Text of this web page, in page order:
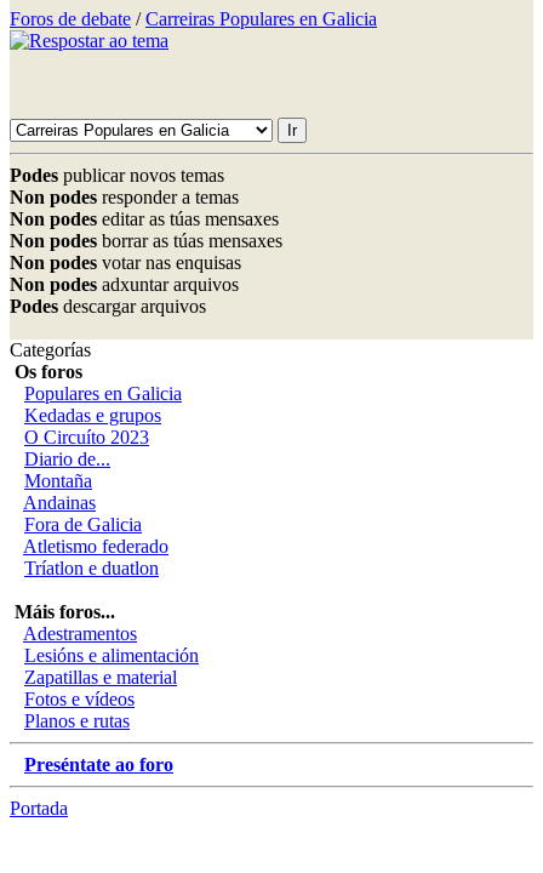
Foros de debate /Carreiras Populares en Galicia
Podes publicar novos temas
Non podes responder a temas
Non podes editar as túas mensaxes
Non podes borrar as túas mensaxes
Non podes votar nas enquisas
Non podes adxuntar arquivos
Podes descargar arquivos
Categorías
Os foros
Populares en Galicia
Kedadas e grupos
O Circuíto 2023
Diario de...
Montaña
Andainas
Fora de Galicia
Atletismo federado
Tríatlon e duatlon
Máis foros...
Adestramentos
Lesións e alimentación
Zapatillas e material
Fotos e vídeos
Planos e rutas
Preséntate ao foro
Portada